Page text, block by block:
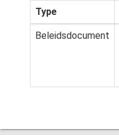
Type
Beleidsdocument